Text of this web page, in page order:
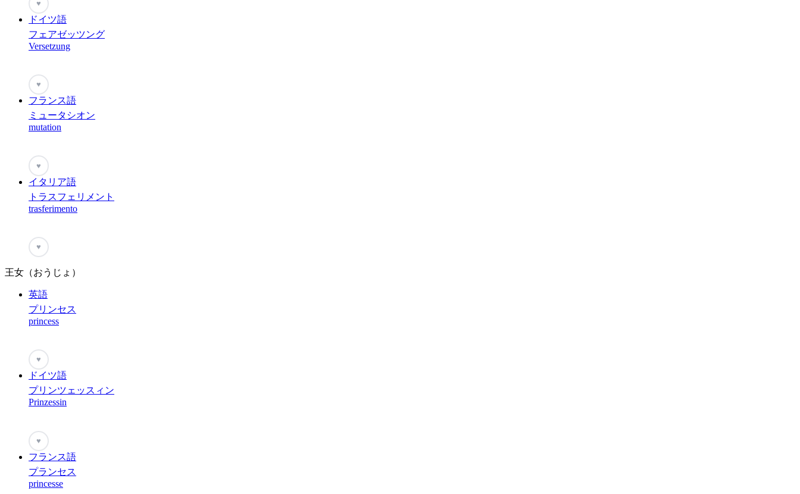
♥
ドイツ語
フェアゼッツング
Versetzung
♥
フランス語
ミュータシオン
mutation
♥
イタリア語
トラスフェリメント
trasferimento
♥
王女（おうじょ）
英語
プリンセス
princess
♥
ドイツ語
プリンツェッスィン
Prinzessin
♥
フランス語
プランセス
princesse